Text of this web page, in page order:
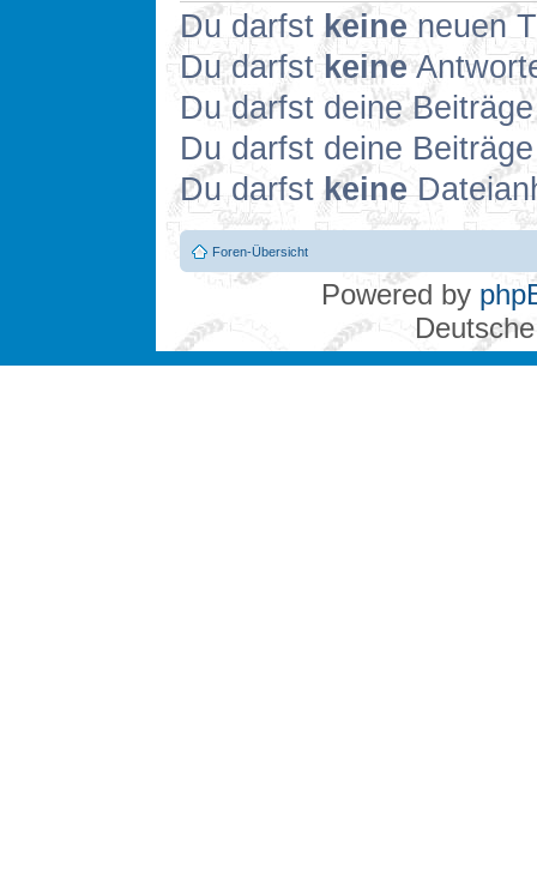
Du darfst keine neuen
Du darfst keine
Du darfst deine
Du darfst deine
Du darfst keine
Foren-Übersicht
Powered by